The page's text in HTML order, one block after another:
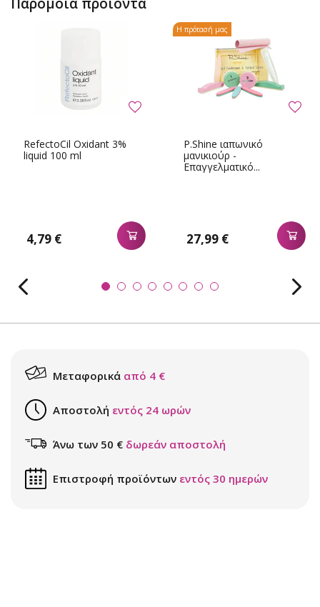
Παρόμοια προϊόντα
RefectoCil Oxidant 3%
liquid 100 ml
4,79 €
P.Shine ιαπωνικό
μανικιούρ -
Επαγγελματικό...
27,99 €
Η πρότασή μας
Μεταφορικά από 4 €
Αποστολή εντός 24 ωρών
Άνω των 50 € δωρεάν αποστολή
Επιστροφή προϊόντων εντός 30 ημερών